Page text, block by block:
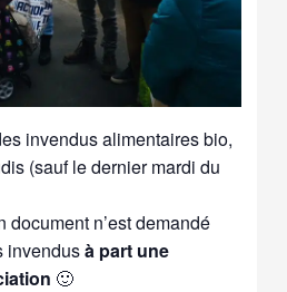
invendus alimentaires bio,
(sauf le dernier mardi du
document n’est demandé
invendusà part une
🙂